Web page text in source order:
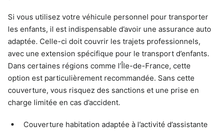
Si vous utilisez votre véhicule personnel pour transporter
les enfants, il est indispensable d’avoir une assurance auto
adaptée. Celle-ci doit couvrir les trajets professionnels,
avec une extension spécifique pour le transport d’enfants.
Dans certaines régions comme l’Île-de-France, cette
option est particulièrement recommandée. Sans cette
couverture, vous risquez des sanctions et une prise en
charge limitée en cas d’accident.
Couverture habitation adaptée à l’activité d’assistante